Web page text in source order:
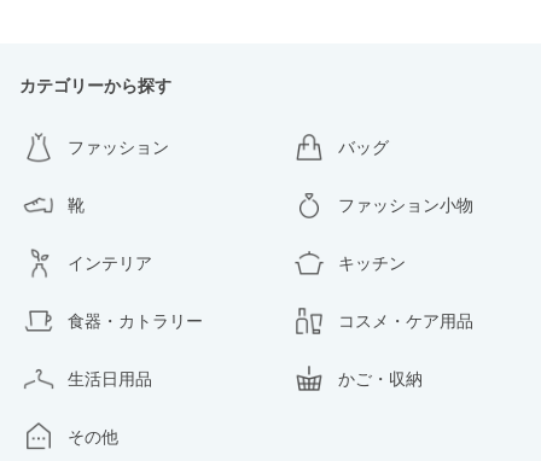
カテゴリーから探す
ファッション バッグ
靴 ファッション小物
インテリア キッチン
食器・カトラリー コスメ・ケア用品
生活日用品 かご・収納
その他